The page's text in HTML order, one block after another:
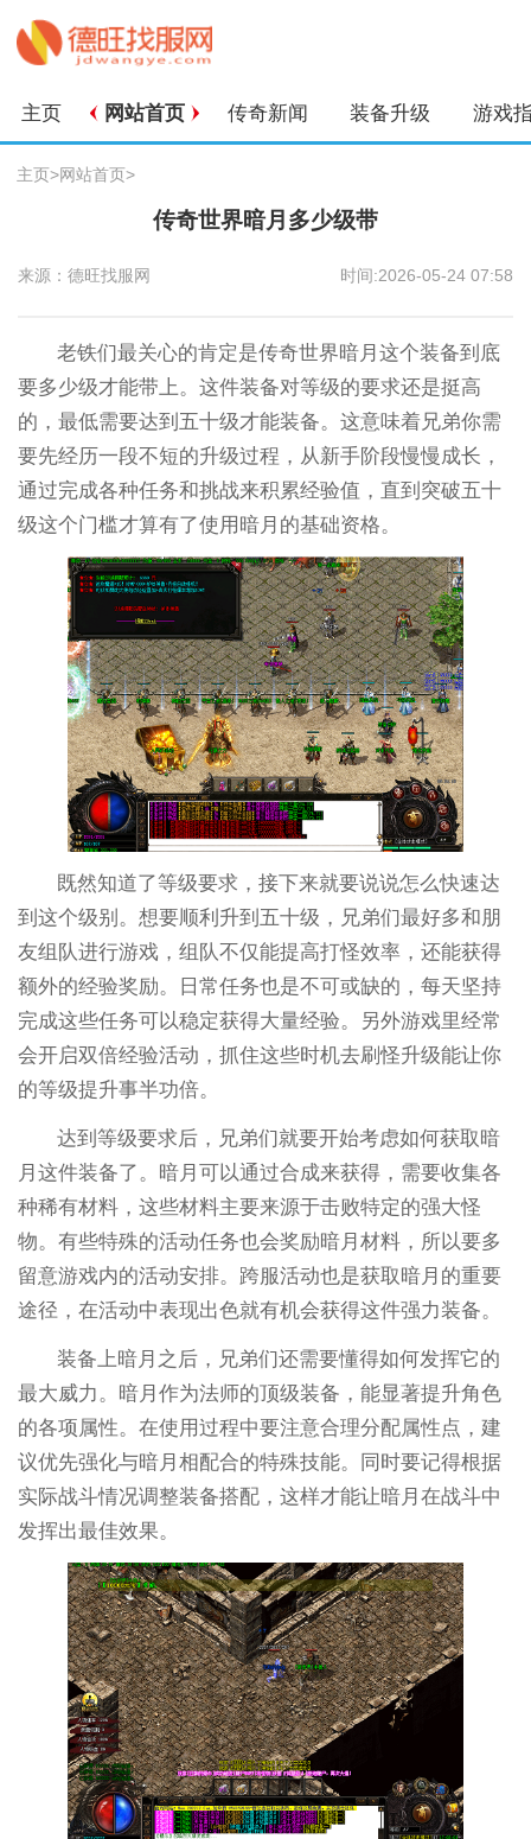
主页 网站首页 传奇新闻 装备升级 游戏
主页>网站首页>
传奇世界暗月多少级带
来源：德旺找服网 时间:2026-05-24 07:58
老铁们最关心的肯定是传奇世界暗月这个装备到底
要多少级才能带上。这件装备对等级的要求还是挺高
的，最低需要达到五十级才能装备。这意味着兄弟你需
要先经历一段不短的升级过程，从新手阶段慢慢成长，
通过完成各种任务和挑战来积累经验值，直到突破五十
级这个门槛才算有了使用暗月的基础资格。
既然知道了等级要求，接下来就要说说怎么快速达
到这个级别。想要顺利升到五十级，兄弟们最好多和朋
友组队进行游戏，组队不仅能提高打怪效率，还能获得
额外的经验奖励。日常任务也是不可或缺的，每天坚持
完成这些任务可以稳定获得大量经验。另外游戏里经常
会开启双倍经验活动，抓住这些时机去刷怪升级能让你
的等级提升事半功倍。
达到等级要求后，兄弟们就要开始考虑如何获取暗
月这件装备了。暗月可以通过合成来获得，需要收集各
种稀有材料，这些材料主要来源于击败特定的强大怪
物。有些特殊的活动任务也会奖励暗月材料，所以要多
留意游戏内的活动安排。跨服活动也是获取暗月的重要
途径，在活动中表现出色就有机会获得这件强力装备。
装备上暗月之后，兄弟们还需要懂得如何发挥它的
最大威力。暗月作为法师的顶级装备，能显著提升角色
的各项属性。在使用过程中要注意合理分配属性点，建
议优先强化与暗月相配合的特殊技能。同时要记得根据
实际战斗情况调整装备搭配，这样才能让暗月在战斗中
发挥出最佳效果。